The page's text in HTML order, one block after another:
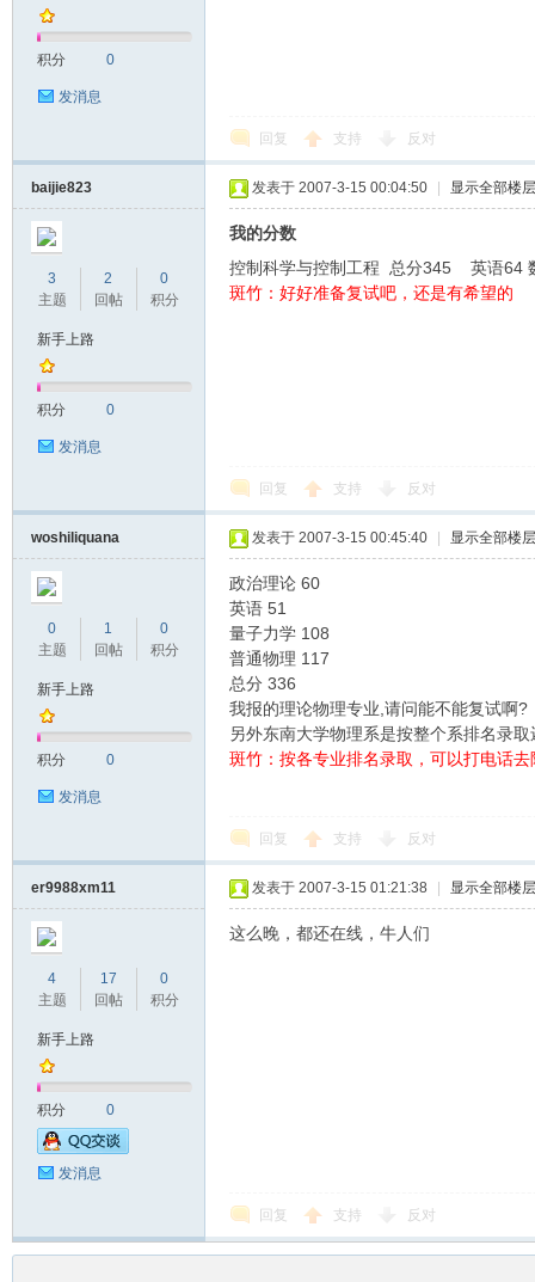
积分 0
发消息
回复 支持 反对
baijie823
3
主题
2
回帖
0
积分
新手上路
积分 0
发消息
发表于 2007-3-15 00:04:50 显示全部楼层
我的分数
控制科学与控制工程 总分345 英语64
斑竹：好好准备复试吧，还是有希望的
回复 支持 反对
woshiliquana
0
主题
1
回帖
0
积分
新手上路
积分 0
发消息
发表于 2007-3-15 00:45:40 显示全部楼层
政治理论 60
英语 51
量子力学 108
普通物理 117
总分 336
我报的理论物理专业,请问能不能复试啊?
另外东南大学物理系是按整个系排名录
斑竹：按各专业排名录取，可以打电话
回复 支持 反对
er9988xm11
4
主题
17
回帖
0
积分
新手上路
积分 0
发消息
发表于 2007-3-15 01:21:38 显示全部楼层
这么晚，都还在线，牛人们
回复 支持 反对